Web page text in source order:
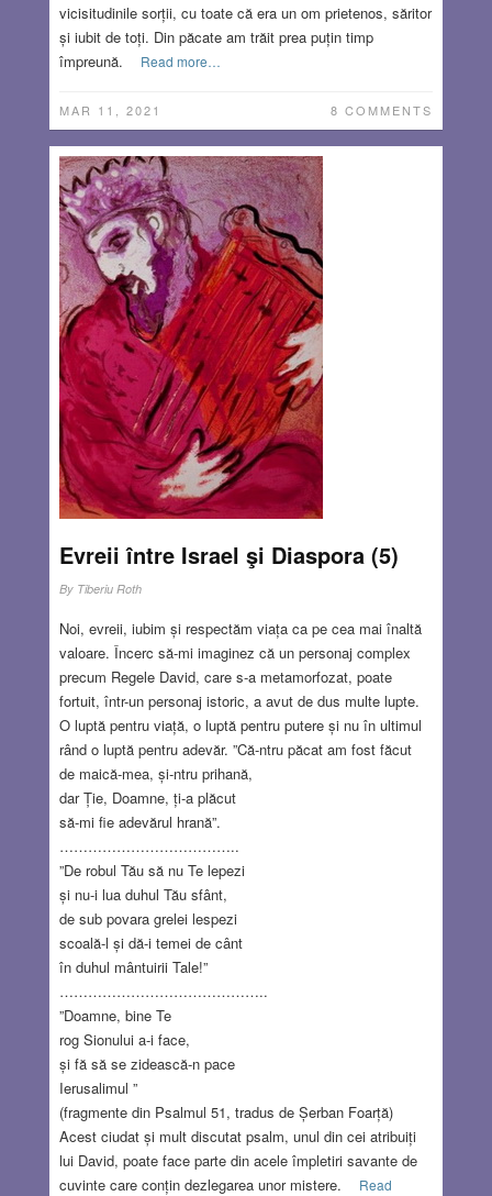
vicisitudinile sorții, cu toate că era un om prietenos, săritor
și iubit de toți. Din păcate am trăit prea puțin timp
împreună.
Read more…
MAR 11, 2021 8 COMMENTS
Evreii între Israel şi Diaspora (5)
By Tiberiu Roth
Noi, evreii, iubim și respectăm viața ca pe cea mai înaltă
valoare. Încerc să-mi imaginez că un personaj complex
precum Regele David, care s-a metamorfozat, poate
fortuit, într-un personaj istoric, a avut de dus multe lupte.
O luptă pentru viață, o luptă pentru putere și nu în ultimul
rând o luptă pentru adevăr. ”Că-ntru păcat am fost făcut
de maică-mea, și-ntru prihană,
dar Ție, Doamne, ți-a plăcut
să-mi fie adevărul hrană”.
………………………………..
”De robul Tău să nu Te lepezi
și nu-i lua duhul Tău sfânt,
de sub povara grelei lespezi
scoală-l și dă-i temei de cânt
în duhul mântuirii Tale!”
……………………………………..
”Doamne, bine Te
rog Sionului a-i face,
și fă să se zidească-n pace
Ierusalimul ”
(fragmente din Psalmul 51, tradus de Șerban Foarță)
Acest ciudat și mult discutat psalm, unul din cei atribuiți
lui David, poate face parte din acele împletiri savante de
cuvinte care conțin dezlegarea unor mistere.
Read